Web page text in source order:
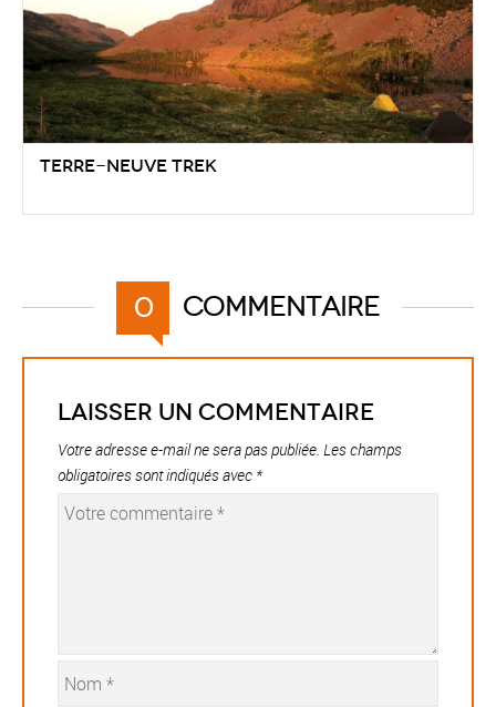
Terre-Neuve Trek
0 Commentaire
Laisser un commentaire
Votre adresse e-mail ne sera pas publiée. Les champs
obligatoires sont indiqués avec *